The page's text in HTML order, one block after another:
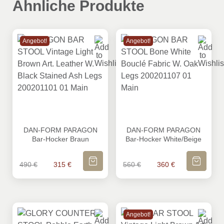
Ähnliche Produkte
Angebot!
DAN-FORM PARAGON
Bar-Hocker Braun
490€ Ursprünglicher Preis war: 490 €
315 € Aktueller Preis ist: 315 €.
IN DEN WARENKORB
Angebot!
DAN-FORM PARAGON
Bar-Hocker White/Beige
560€ Ursprünglicher Preis
360 € Aktueller
IN DEN
Angebot!